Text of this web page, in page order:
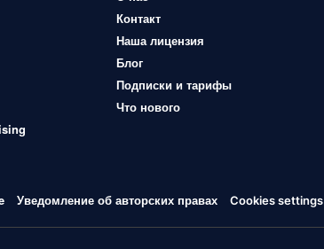
Контакт
Наша лицензия
Блог
Подписки и тарифы
Что нового
Уведомление об авторских правах Cookies settings